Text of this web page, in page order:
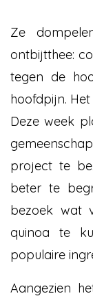
Ze
ontbijtthee:
tegen de
hoofdpijn.
Deze week
project te
beter te
bezoek wat
quinoa te
populaire
Aangezien